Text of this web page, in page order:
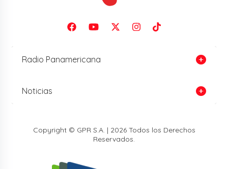
Radio Panamericana
Noticias
Copyright © GPR S.A. | 2026 Todos los Derechos
Reservados.